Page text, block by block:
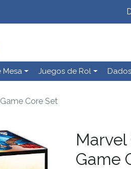
Mesa Juegos de Rol Dados
Core Set
Game